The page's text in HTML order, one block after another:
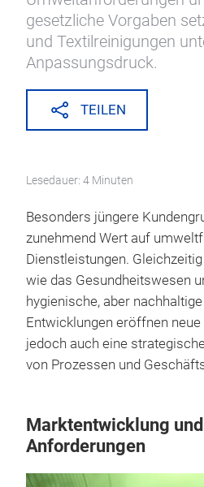
gesetzliche Vorgaben
und Textilreinigungen
Anpassungsdruck.
TEILEN
Lesedauer: 4 Minuten
Besonders jüngere
zunehmend Wert auf
Dienstleistungen.
wie das Gesundheitswesen
hygienische, aber
Entwicklungen eröffnen
jedoch auch eine
von Prozessen und
Marktentwicklung
Anforderungen